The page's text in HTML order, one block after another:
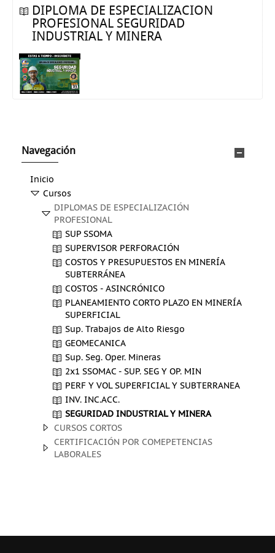
DIPLOMA DE ESPECIALIZACION
PROFESIONAL SEGURIDAD
INDUSTRIAL Y MINERA
Navegación
Inicio
Cursos
DIPLOMAS DE ESPECIALIZACIÓN
PROFESIONAL
SUP SSOMA
SUPERVISOR PERFORACIÓN
COSTOS Y PRESUPUESTOS EN MINERÍA
SUBTERRÁNEA
COSTOS - ASINCRÓNICO
PLANEAMIENTO CORTO PLAZO EN MINERÍA
SUPERFICIAL
Sup. Trabajos de Alto Riesgo
GEOMECANICA
Sup. Seg. Oper. Mineras
2x1 SSOMAC - SUP. SEG Y OP. MIN
PERF Y VOL SUPERFICIAL Y SUBTERRANEA
INV. INC.ACC.
SEGURIDAD INDUSTRIAL Y MINERA
CURSOS CORTOS
CERTIFICACIÓN POR COMEPETENCIAS
LABORALES